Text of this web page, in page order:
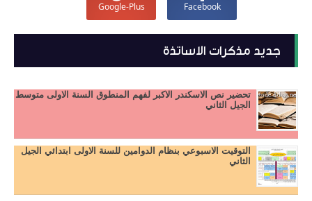
Facebook
Google-Plus
جديد مذكرات الاساتذة
تحضير نص الاسكندر الاكبر لفهم المنطوق السنة الاولى متوسط
الجيل الثاني
التوقيت الاسبوعي بنظام الدوامين للسنة الاولى ابتدائي الجيل
الثاني